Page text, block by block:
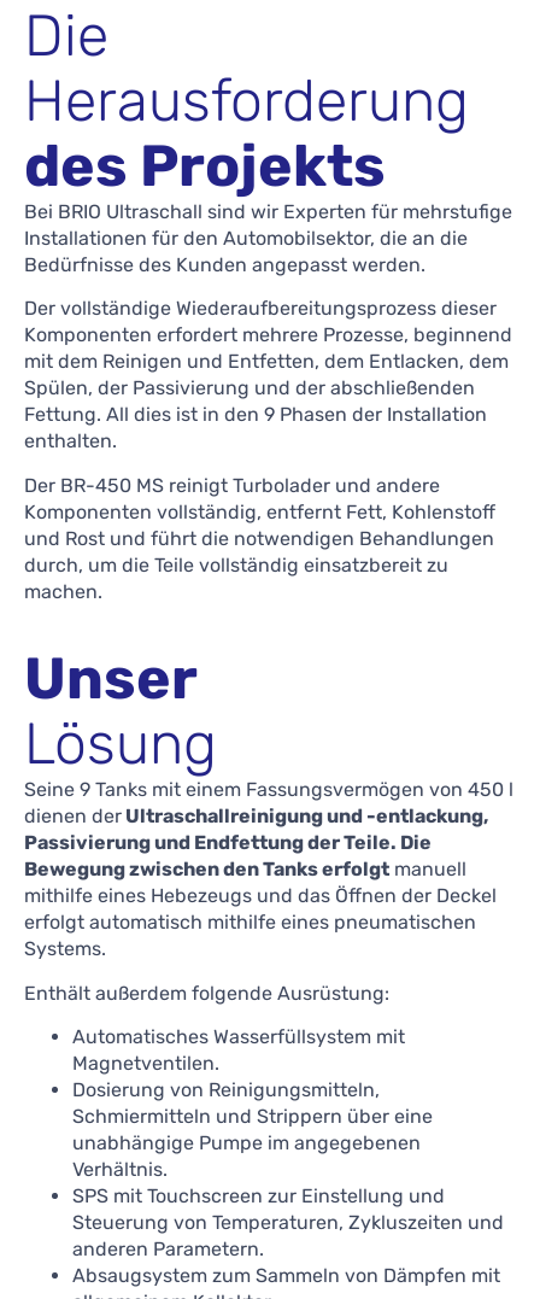
Die
Herausforderung
des Projekts
Bei BRIO Ultraschall sind wir Experten für mehrstufige
Installationen für den Automobilsektor, die an die
Bedürfnisse des Kunden angepasst werden.
Der vollständige Wiederaufbereitungsprozess dieser
Komponenten erfordert mehrere Prozesse, beginnend
mit dem Reinigen und Entfetten, dem Entlacken, dem
Spülen, der Passivierung und der abschließenden
Fettung. All dies ist in den 9 Phasen der Installation
enthalten.
Der BR-450 MS reinigt Turbolader und andere
Komponenten vollständig, entfernt Fett, Kohlenstoff
und Rost und führt die notwendigen Behandlungen
durch, um die Teile vollständig einsatzbereit zu
machen.
Unser
Lösung
Seine 9 Tanks mit einem Fassungsvermögen von 450 l
dienen der Ultraschallreinigung und -entlackung,
Passivierung und Endfettung der Teile. Die
Bewegung zwischen den Tanks erfolgt manuell
mithilfe eines Hebezeugs und das Öffnen der Deckel
erfolgt automatisch mithilfe eines pneumatischen
Systems.
Enthält außerdem folgende Ausrüstung:
Automatisches Wasserfüllsystem mit
Magnetventilen.
Dosierung von Reinigungsmitteln,
Schmiermitteln und Strippern über eine
unabhängige Pumpe im angegebenen
Verhältnis.
SPS mit Touchscreen zur Einstellung und
Steuerung von Temperaturen, Zykluszeiten und
anderen Parametern.
Absaugsystem zum Sammeln von Dämpfen mit